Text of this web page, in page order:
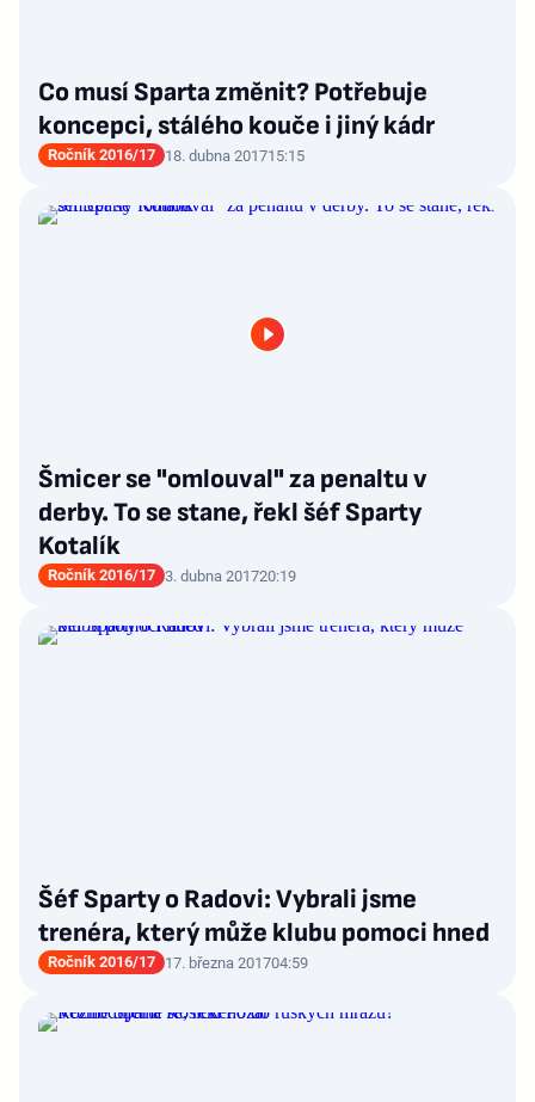
Co musí Sparta změnit? Potřebuje
koncepci, stálého kouče i jiný kádr
Ročník 2016/17 18. dubna 201715:15
Šmicer se "omlouval" za penaltu v
derby. To se stane, řekl šéf Sparty
Kotalík
Ročník 2016/17 3. dubna 201720:19
Šéf Sparty o Radovi: Vybrali jsme
trenéra, který může klubu pomoci hned
Ročník 2016/17 17. března 201704:59